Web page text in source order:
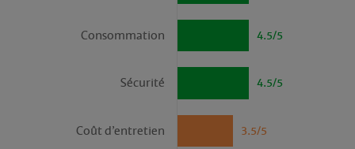
4.5/5
Consommation
4.5/5
Sécurité
3.5/5
Coût d’entretien